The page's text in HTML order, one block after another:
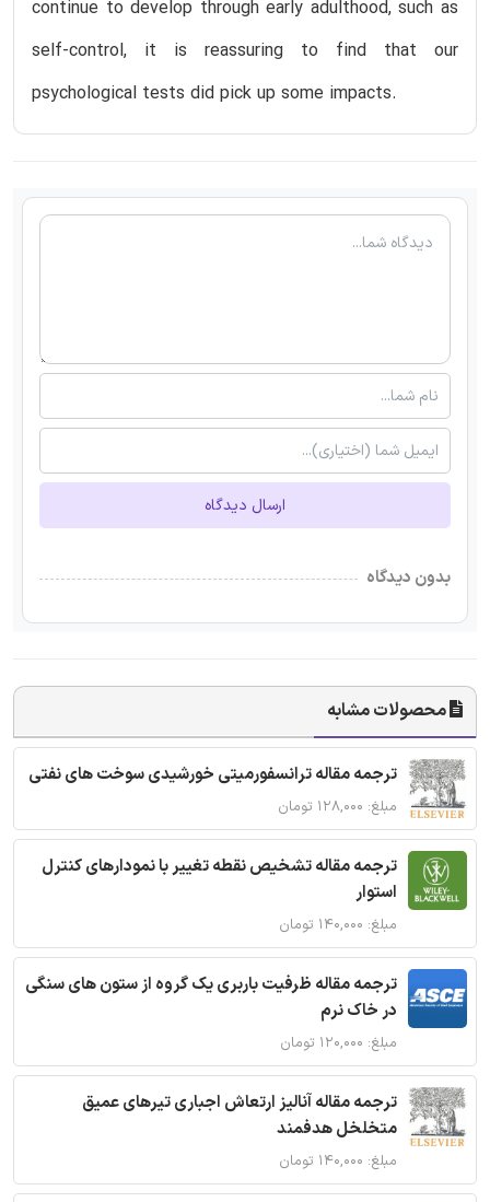
continue to develop through early adulthood, such as
self-control, it is reassuring to find that our
psychological tests did pick up some impacts.
ارسال دیدگاه
بدون دیدگاه
محصولات مشابه
ترجمه مقاله ترانسفورمیتی خورشیدی سوخت های نفتی
مبلغ: ۱۲۸,۰۰۰ تومان
ترجمه مقاله تشخیص نقطه تغییر با نمودارهای کنترل
استوار
مبلغ: ۱۴۰,۰۰۰ تومان
ترجمه مقاله ظرفیت باربری یک گروه از ستون های سنگی
در خاک نرم
مبلغ: ۱۲۰,۰۰۰ تومان
ترجمه مقاله آنالیز ارتعاش اجباری تیرهای عمیق
متخلخل هدفمند
مبلغ: ۱۴۰,۰۰۰ تومان